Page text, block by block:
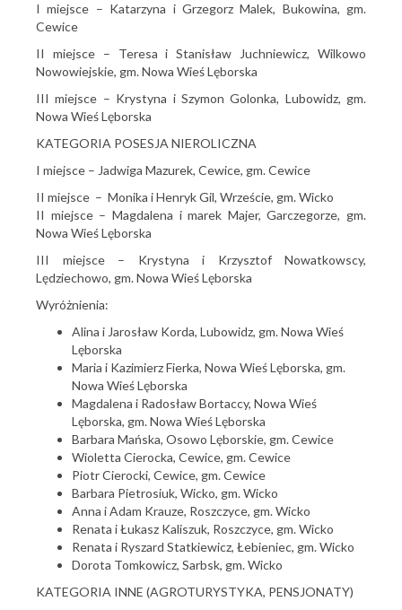
I miejsce – Katarzyna i Grzegorz Malek, Bukowina, gm.
Cewice
II miejsce – Teresa i Stanisław Juchniewicz, Wilkowo
Nowowiejskie, gm. Nowa Wieś Lęborska
III miejsce – Krystyna i Szymon Golonka, Lubowidz, gm.
Nowa Wieś Lęborska
KATEGORIA POSESJA NIEROLICZNA
I miejsce – Jadwiga Mazurek, Cewice, gm. Cewice
II miejsce – Monika i Henryk Gil, Wrzeście, gm. Wicko
II miejsce – Magdalena i marek Majer, Garczegorze, gm.
Nowa Wieś Lęborska
III miejsce – Krystyna i Krzysztof Nowatkowscy,
Lędziechowo, gm. Nowa Wieś Lęborska
Wyróżnienia:
Alina i Jarosław Korda, Lubowidz, gm. Nowa Wieś
Lęborska
Maria i Kazimierz Fierka, Nowa Wieś Lęborska, gm.
Nowa Wieś Lęborska
Magdalena i Radosław Bortaccy, Nowa Wieś
Lęborska, gm. Nowa Wieś Lęborska
Barbara Mańska, Osowo Lęborskie, gm. Cewice
Wioletta Cierocka, Cewice, gm. Cewice
Piotr Cierocki, Cewice, gm. Cewice
Barbara Pietrosiuk, Wicko, gm. Wicko
Anna i Adam Krauze, Roszczyce, gm. Wicko
Renata i Łukasz Kaliszuk, Roszczyce, gm. Wicko
Renata i Ryszard Statkiewicz, Łebieniec, gm. Wicko
Dorota Tomkowicz, Sarbsk, gm. Wicko
KATEGORIA INNE (AGROTURYSTYKA, PENSJONATY)